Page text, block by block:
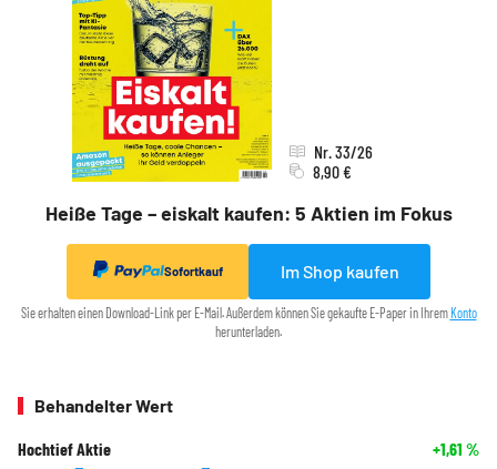
Heiße Tage – eiskalt kaufen: 5 Aktien im Fokus
Nr. 33/26
8,90 €
Sofortkauf Im Shop kaufen
Sie erhalten einen Download-Link per E-Mail. Außerdem können Sie gekaufte E-Paper in IhremKonto
herunterladen.
Behandelter Wert
Hochtief Aktie +1,61 %